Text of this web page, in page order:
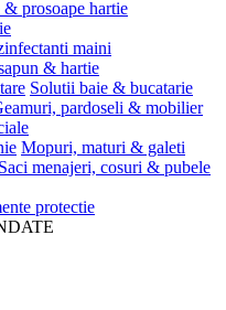
prosoape hartie
maini
& hartie
Solutii baie & bucatarie
pardoseli & mobilier
Mopuri, maturi & galeti
Saci menajeri, cosuri & pubele
protectie